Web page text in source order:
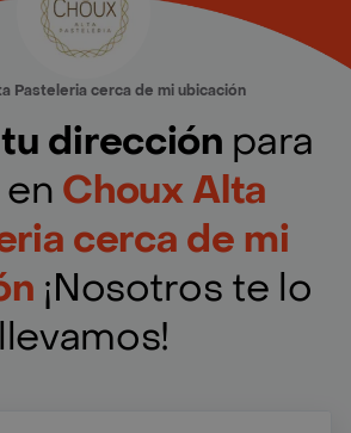
Pasteleria cerca de mi ubicación
dirección para
Choux Alta
cerca de mi
¡Nosotros te lo
llevamos!